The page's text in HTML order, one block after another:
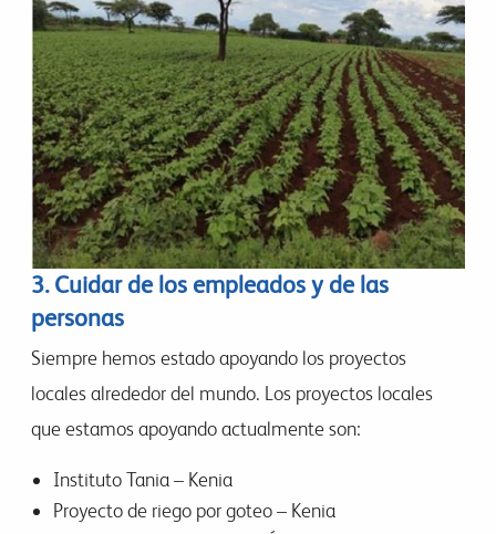
3. Cuidar de los empleados y de las
personas
Siempre hemos estado apoyando los proyectos
locales alrededor del mundo. Los proyectos locales
que estamos apoyando actualmente son:
Instituto Tania – Kenia
Proyecto de riego por goteo – Kenia